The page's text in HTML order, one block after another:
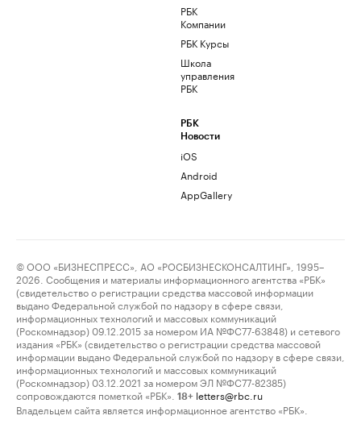
РБК
Компании
РБК Курсы
Школа
управления
РБК
РБК
Новости
iOS
Android
AppGallery
© ООО «БИЗНЕСПРЕСС», АО «РОСБИЗНЕСКОНСАЛТИНГ», 1995–
2026. Сообщения и материалы информационного агентства «РБК»
(свидетельство о регистрации средства массовой информации
выдано Федеральной службой по надзору в сфере связи,
информационных технологий и массовых коммуникаций
(Роскомнадзор) 09.12.2015 за номером ИА №ФС77-63848) и сетевого
издания «РБК» (свидетельство о регистрации средства массовой
информации выдано Федеральной службой по надзору в сфере связи,
информационных технологий и массовых коммуникаций
(Роскомнадзор) 03.12.2021 за номером ЭЛ №ФС77-82385)
сопровождаются пометкой «РБК».
18+ letters@rbc.ru
Владельцем сайта является информационное агентство «РБК».